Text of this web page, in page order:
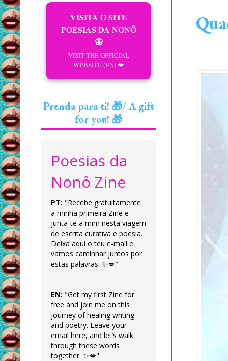
VISITA O SITE
POESIAS DA NONÔ
🦋
VISIT THE OFFICIAL
WEBSITE (EN) 💋
Prenda para ti! 🎁/ A gift
for you! 🎁
Poesias da
Nonô Zine
PT: "Recebe gratuitamente
a minha primeira Zine e
junta-te a mim nesta viagem
de escrita curativa e poesia.
Deixa aqui o teu e-mail e
vamos caminhar juntos por
estas palavras. ✨💋"
EN: "Get my first Zine for
free and join me on this
journey of healing writing
and poetry. Leave your
email here, and let’s walk
through these words
together. ✨💋"